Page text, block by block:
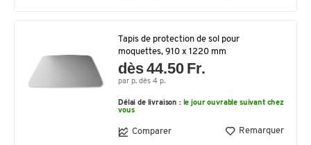
Tapis de protection de sol pour
moquettes, 910 x 1220 mm
dès 44.50 Fr.
par p. dès 4 p.
Délai de livraison : le jour ouvrable suivant chez
vous
Comparer Remarquer